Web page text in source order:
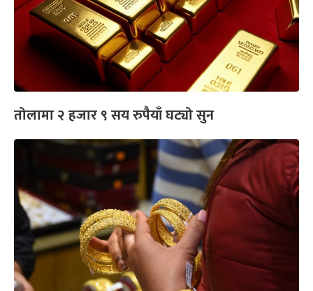
तोलामा २ हजार ९ सय रुपैयाँ घट्यो सुन